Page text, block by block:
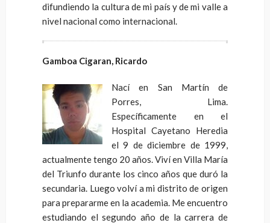
difundiendo la cultura de mi país y de mi valle a
nivel nacional como internacional.
Gamboa Cigaran, Ricardo
Nací en San Martín de
Porres, Lima.
Específicamente en el
Hospital Cayetano Heredia
el 9 de diciembre de 1999,
actualmente tengo 20 años. Viví en Villa María
del Triunfo durante los cinco años que duró la
secundaria. Luego volví a mi distrito de origen
para prepararme en la academia. Me encuentro
estudiando el segundo año de la carrera de